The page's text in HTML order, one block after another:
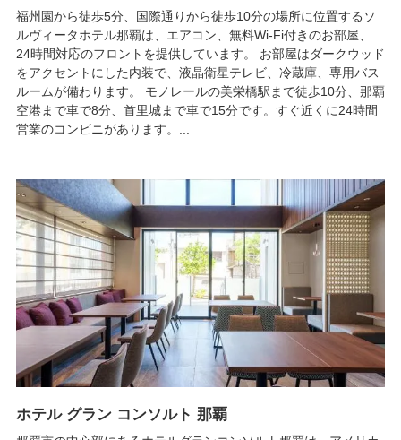
福州園から徒歩5分、国際通りから徒歩10分の場所に位置するソ
ルヴィータホテル那覇は、エアコン、無料Wi-Fi付きのお部屋、
24時間対応のフロントを提供しています。 お部屋はダークウッド
をアクセントにした内装で、液晶衛星テレビ、冷蔵庫、専用バス
ルームが備わります。 モノレールの美栄橋駅まで徒歩10分、那覇
空港まで車で8分、首里城まで車で15分です。すぐ近くに24時間
営業のコンビニがあります。...
ホテル グラン コンソルト 那覇